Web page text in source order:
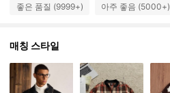
4.82 49K 팔로워
좋은 품질 (9999+) 아주 좋음 (5000+)
매칭 스타일